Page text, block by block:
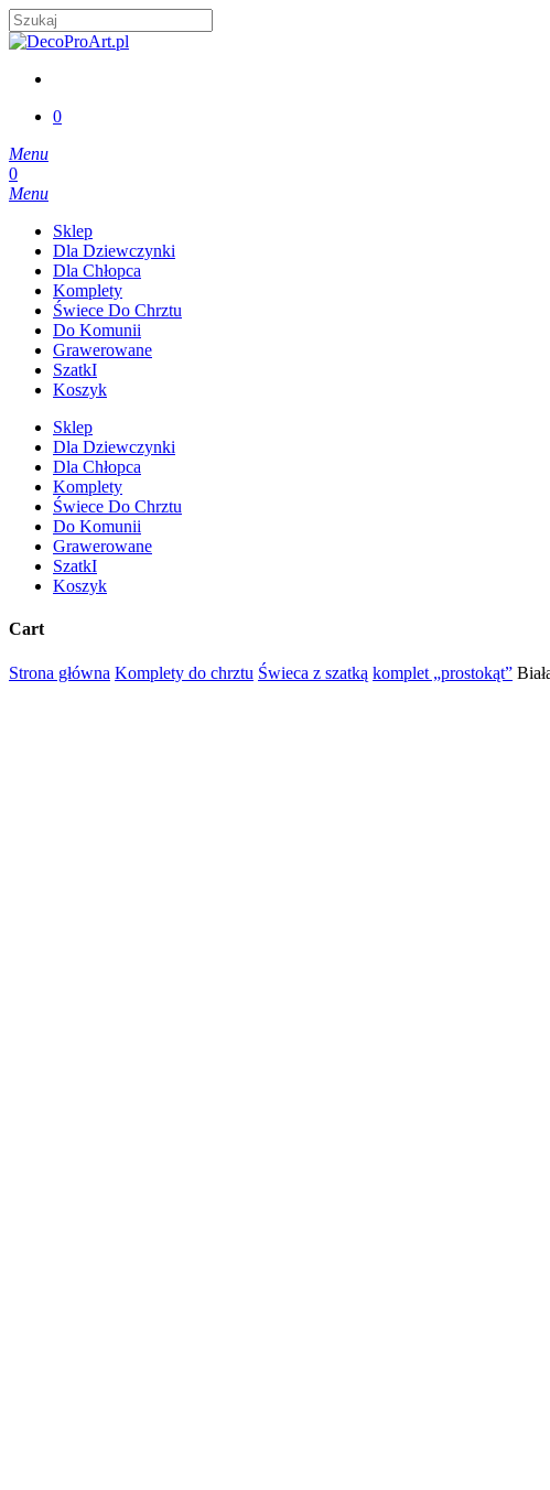
Skip
to
content
Close
0
Menu
account
0
Menu
Sklep
Dla Dziewczynki
Dla Chłopca
Komplety
Świece Do Chrztu
Do Komunii
Grawerowane
SzatkI
Koszyk
Sklep
Dla Dziewczynki
Dla Chłopca
Komplety
Świece Do Chrztu
Do Komunii
Grawerowane
SzatkI
Koszyk
Cart
Close
Strona główna Komplety do chrztu Świeca z szatką komplet „prostokąt”